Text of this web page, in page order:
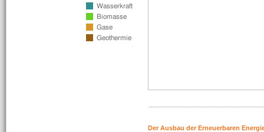
Der Ausbau der Erneuerbaren